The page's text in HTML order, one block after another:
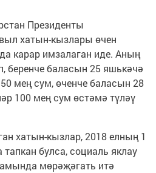
Президенты
хатын-кызлары өчен
карар имзалаган иде. Аның
беренче баласын 25 яшькәчә
мең сум, өченче баласын 28
100 мең сум өстәмә түләү
хатын-кызлар, 2018 елның 1
булса, социаль яклау
мөрәҗәгать итә